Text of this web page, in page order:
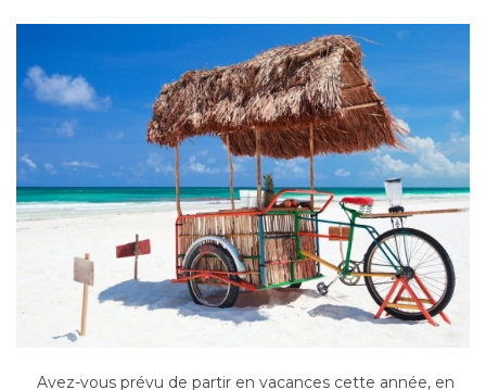
Avez-vous prévu de partir en vacances cette année, en